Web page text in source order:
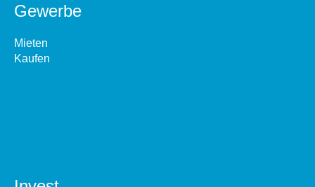
Gewerbe
Mieten
Kaufen